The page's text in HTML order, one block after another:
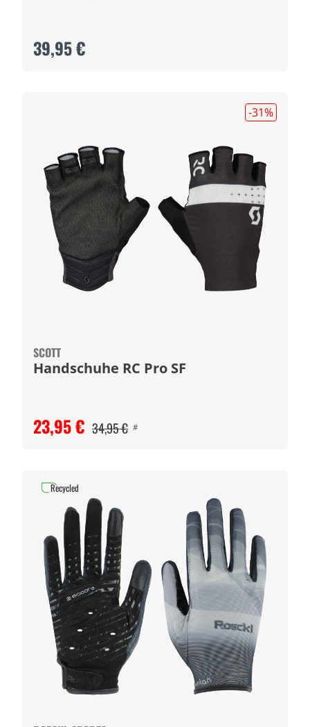
39,95 €
-31%
SCOTT
Handschuhe RC Pro SF
23,95 € 34,95 € #
Recycled